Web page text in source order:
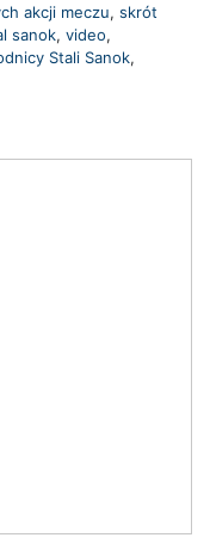
akcji meczu, skrót
sanok, video,
Stali Sanok,